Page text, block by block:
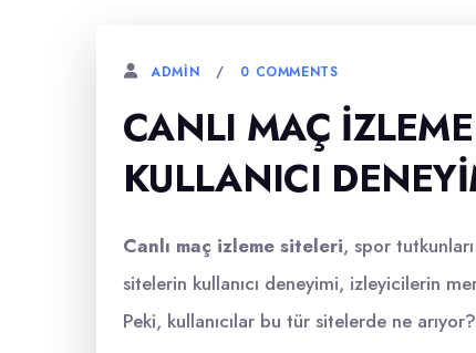
ADMIN 0 COMMENTS
CANLI MAÇ
KULLANICI
Canlı maç izleme siteleri, spor
sitelerin kullanıcı deneyimi, izleyicilerin
Peki, kullanıcılar bu tür sitelerde ne